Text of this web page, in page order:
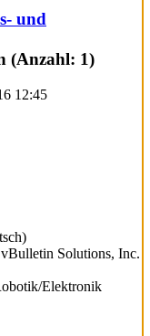
und
12:45
Solutions, Inc.
Elektronik